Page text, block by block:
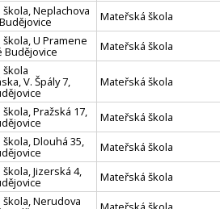
Neplachova
Mateřská škola
U Pramene
Budějovice
Mateřská škola
V. Špály 7, Mateřská škola
Pražská 17,
Mateřská škola
Dlouhá 35,
Mateřská škola
Jizerská 4,
Mateřská škola
Nerudova